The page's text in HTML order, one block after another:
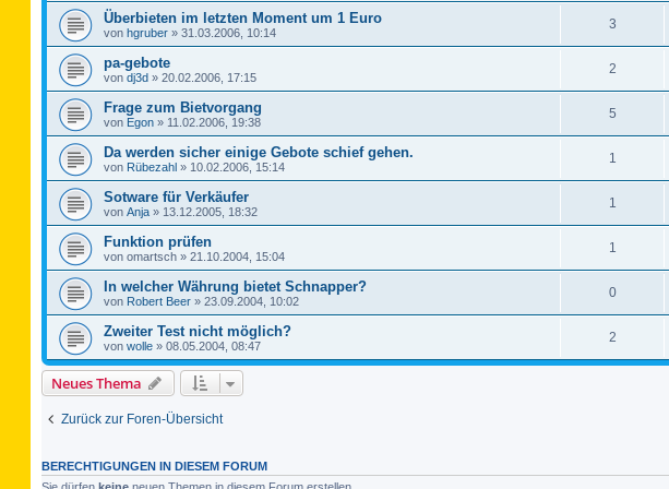
Überbieten im letzten Moment um 1 Euro
von hgruber » 31.03.2006, 10:14
3
pa-gebote
von dj3d » 20.02.2006, 17:15
2
Frage zum Bietvorgang
von Egon » 11.02.2006, 19:38
5
Da werden sicher einige Gebote schief gehen.
von Rübezahl » 10.02.2006, 15:14
1
Sotware für Verkäufer
von Anja » 13.12.2005, 18:32
1
Funktion prüfen
von omartsch » 21.10.2004, 15:04
1
In welcher Währung bietet Schnapper?
von Robert Beer » 23.09.2004, 10:02
0
Zweiter Test nicht möglich?
von wolle » 08.05.2004, 08:47
2
Neues Thema
Zurück zur Foren-Übersicht
BERECHTIGUNGEN IN DIESEM FORUM